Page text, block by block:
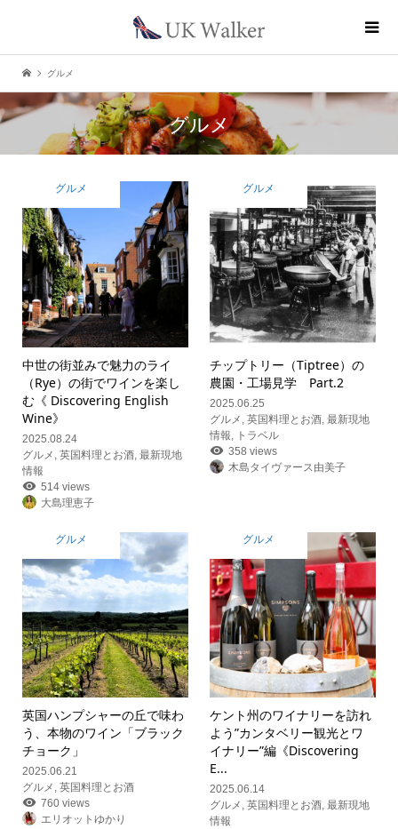
グルメ
グルメ
グルメ
中世の街並みで魅力のライ
（Rye）の街でワインを楽し
む《 Discovering English
Wine》
2025.08.24
グルメ 英国料理とお酒, 最新現地
情報
514 views
大島理恵子
グルメ
チップトリー（Tiptree）の
農園・工場見学 Part.2
2025.06.25
グルメ ,英国料理とお酒 ,最新現地
情報
トラベル
358 views
木島タイヴァース由美子
グルメ
英国ハンプシャーの丘で味わ
う、本物のワイン「ブラック
チョーク」
2025.06.21
グルメ , 英国料理とお酒
760 views
エリオットゆかり
グルメ
ケント州のワイナリーを訪れ
よう”カンタベリー観光とワ
イナリー”編《Discovering
E...
2025.06.14
グルメ ,英国料理とお酒,最新現地
情報